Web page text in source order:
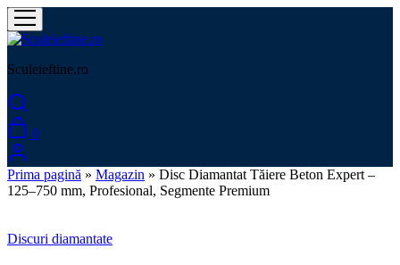
Sculeieftine.ro
0
Prima pagină » Magazin » Disc Diamantat Tăiere Beton Expert –
125–750 mm, Profesional, Segmente Premium
Discuri diamantate